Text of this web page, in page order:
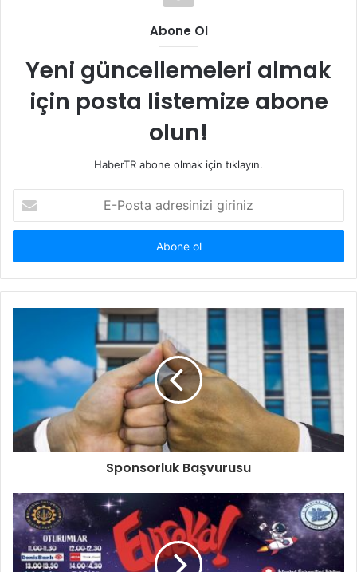
Abone Ol
Yeni güncellemeleri almak
için posta listemize abone
olun!
HaberTR abone olmak için tıklayın.
Posta
adresinizi
Sponsorluk Başvurusu